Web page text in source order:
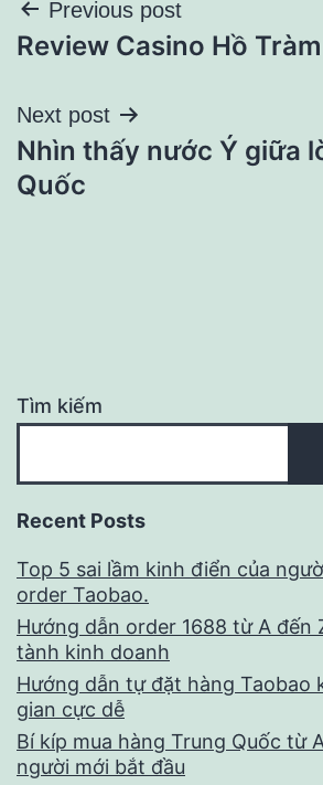
Điều
hướng
bài
viết
Previous post
Review Casino Hồ Tràm
Next post
Nhìn thấy nước Ý giữa
Quốc
Tìm kiếm
Recent Posts
Top 5 sai lầm kinh điển của
order Taobao.
Hướng dẫn order 1688 từ A đến
tành kinh doanh
Hướng dẫn tự đặt hàng Taobao
gian cực dễ
Bí kíp mua hàng Trung Quốc từ
người mới bắt đầu